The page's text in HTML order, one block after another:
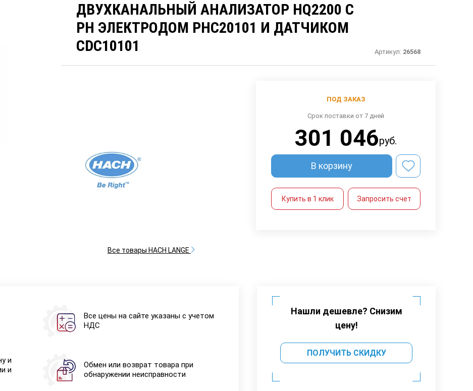
ДВУХКАНАЛЬНЫЙ АНАЛИЗАТОР HQ2200 C
PH ЭЛЕКТРОДОМ PHC20101 И ДАТЧИКОМ
CDC10101
Артикул: 26568
Все товары HACH LANGE
ПОД ЗАКАЗ
Срок поставки от 7 дней
301 046руб.
В корзину
Купить в 1 клик Запросить счет
Все цены на сайте указаны с учетом
НДС
и
и
Обмен или возврат товара при
обнаружении неисправности
Нашли дешевле? Снизим
цену!
ПОЛУЧИТЬ СКИДКУ